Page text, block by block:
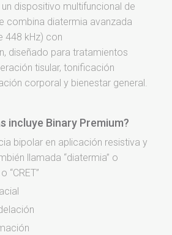
dispositivo multifuncional de
combina diatermia avanzada
448 kHz) con
diseñado para tratamientos
tisular, tonificación
corporal y bienestar general.
incluye Binary Premium?
bipolar en aplicación resistiva y
llamada “diatermia” o
“CRET”